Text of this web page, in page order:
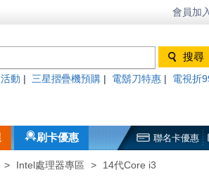
會員加
動 三星摺疊機預購 電鬍刀特惠
電視折
刷卡優惠 聯名卡優惠
> Intel處理器專區 > 14代Core i3